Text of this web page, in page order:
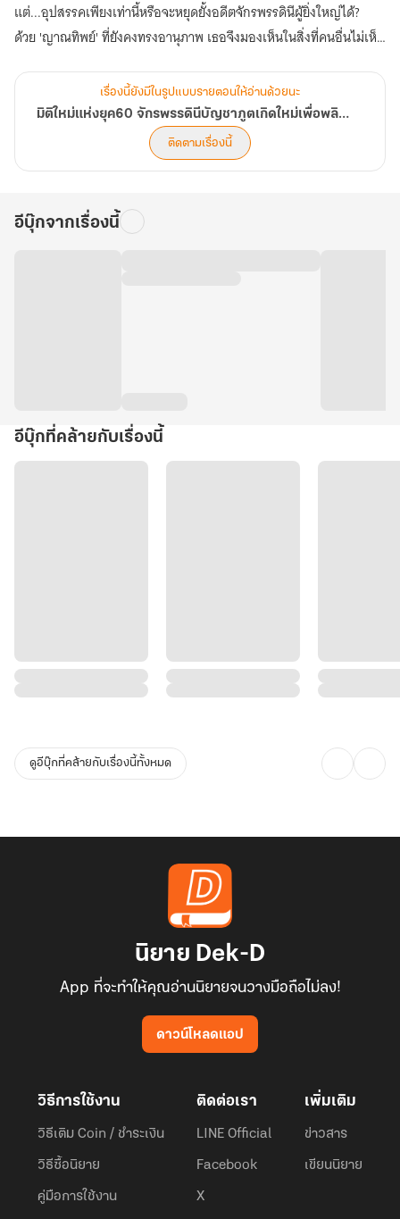
แต่...อุปสรรคเพียงเท่านี้หรือจะหยุดยั้งอดีตจักรพรรดินีผู้ยิ่งใหญ่ได้?
ด้วย 'ญาณทิพย์' ที่ยังคงทรงอานุภาพ เธอจึงมองเห็นในสิ่งที่คนอื่นไม่เห็น
หรือเห็ดหลินจือในป่าลึก ล้วนถูกเปิดเผยตำแหน่งโดยเหล่าภูตพรายที่สิ้น
หนทางบำเพ็ญเพียร พวกเขาพร้อมจะชี้ทางให้...เพื่อแลกกับอนาคตที่ดี
ตอนนี้ การเดินทางเพื่อพลิกชะตาสู่ความมั่งคั่งและกอบกู้ครอบครัวให้
761-800)
เรื่องนี้ยังมีในรูปแบบรายตอนให้อ่านด้วยนะ
มิติใหม่แห่งยุค60 จักรพรรดินีบัญชาภูตเกิดใหม่เพื่อพลิกชะตาอาณาจักรให้ร่ำรวย
ติดตามเรื่องนี้
อีบุ๊กจากเรื่องนี้
อีบุ๊กที่คล้ายกับเรื่องนี้
ดูอีบุ๊กที่คล้ายกับเรื่องนี้ทั้งหมด
นิยาย Dek-D
App ที่จะทำให้คุณอ่านนิยายจนวางมือถือไม่ลง!
ดาวน์โหลดแอป
วิธีการใช้งาน
วิธีเติม Coin / ชำระเงิน
วิธีซื้อนิยาย
คู่มือการใช้งาน
ติดต่อเรา
LINE Official
Facebook
X
เพิ่มเติม
ข่าวสาร
เขียนนิยาย